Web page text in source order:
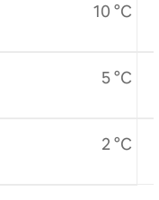
10 °C
5 °C
2 °C